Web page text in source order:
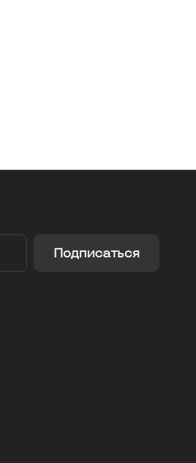
Подписаться